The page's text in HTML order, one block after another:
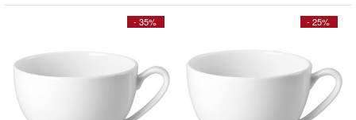
- 35% - 25%